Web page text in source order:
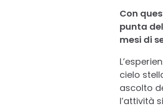
Con
punta
mesi di
cielo
ascolto
l’attività